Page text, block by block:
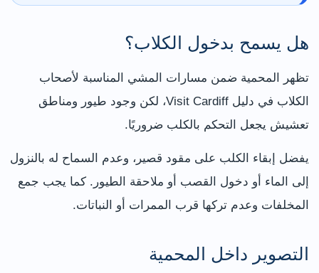
هل يسمح بدخول الكلاب؟
تظهر المحمية ضمن مسارات المشي المناسبة لأصحاب
الكلاب في دليل Visit Cardiff، لكن وجود طيور ومناطق
تعشيش يجعل التحكم بالكلب ضروريًا.
يفضل إبقاء الكلب على مقود قصير، وعدم السماح له بالنزول
إلى الماء أو دخول القصب أو ملاحقة الطيور. كما يجب جمع
المخلفات وعدم تركها قرب الممرات أو النباتات.
التصوير داخل المحمية